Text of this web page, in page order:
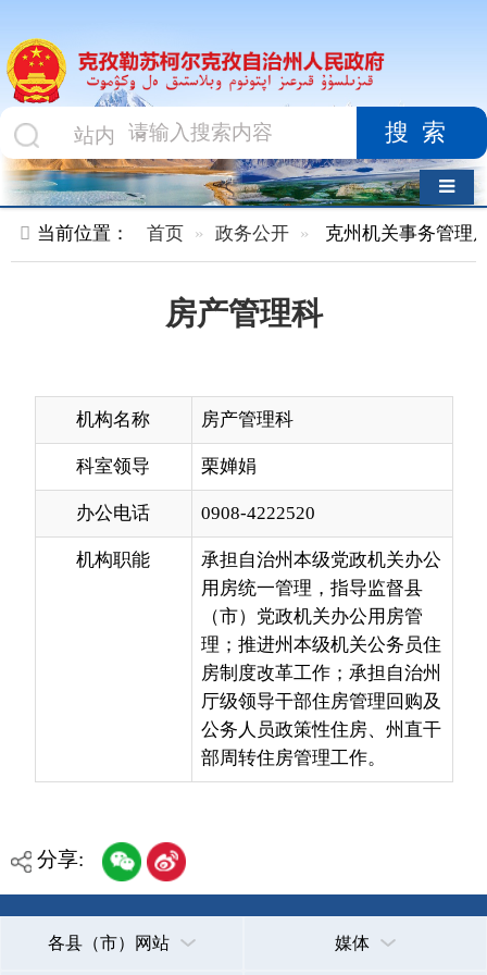
搜索
当前位置： 首页 政务公开 克州机关事务管理局 内设机
房产管理科
办公电话 0908-4222520
机构职能 承担自治州本级党政机关办公
用房统一管理，指导监督县
（市）党政机关办公用房管
理；推进州本级机关公务员住
房制度改革工作；承担自治州
厅级领导干部住房管理回购及
公务人员政策性住房、州直干
部周转住房管理工作。
各县（市）网站 媒体
省区市政府